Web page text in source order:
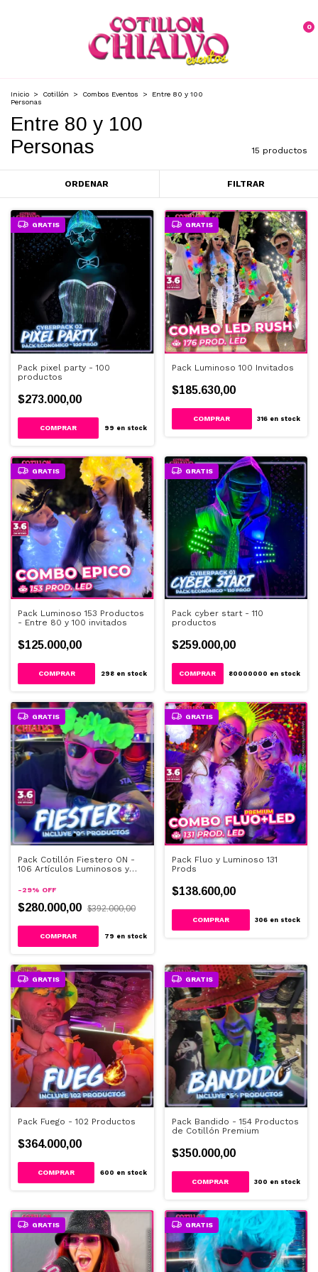
0
Inicio > Cotillón > Combos Eventos >
Entre 80 y 100
Personas
Entre 80 y 100
Personas
15 productos
ORDENAR FILTRAR
GRATIS
Pack pixel party - 100
productos
$273.000,00
99 en stock
GRATIS
Pack Luminoso 100 Invitados
$185.630,00
316 en stock
GRATIS
Pack Luminoso 153 Productos
- Entre 80 y 100 invitados
$125.000,00
298en stock
GRATIS
Pack cyber start - 110
productos
$259.000,00
80000000 en stock
GRATIS
Pack Cotillón Fiestero ON -
106 Artículos Luminosos y
-29% OFF
$280.000,00 $392.000,00
79 en stock
GRATIS
Pack Fluo y Luminoso 131
Prods
$138.600,00
306 en stock
GRATIS
Pack Fuego - 102 Productos
$364.000,00
600 en stock
GRATIS
Pack Bandido - 154 Productos
de Cotillón Premium
$350.000,00
300 en stock
GRATIS GRATIS